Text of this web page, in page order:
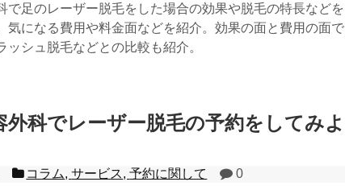
で足のレーザー脱毛をした場合の効果や脱毛の特長などを
気になる費用や料金面などを紹介。効果の面と費用の面で
ッシュ脱毛などとの比較も紹介。
外科でレーザー脱毛の予約をしてみよ
コラム,サービス,予約に関して
0